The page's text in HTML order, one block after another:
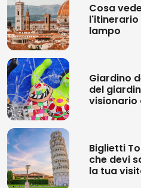
Cosa
lampo
Giardino
del
visionario
Biglietti
che devi
la tua